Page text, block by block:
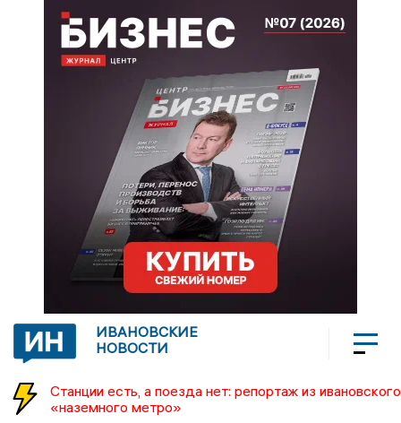
ИВАНОВСКИЕ
НОВОСТИ
Станции есть, а поезда нет: репортаж из ивановского
«наземного метро»